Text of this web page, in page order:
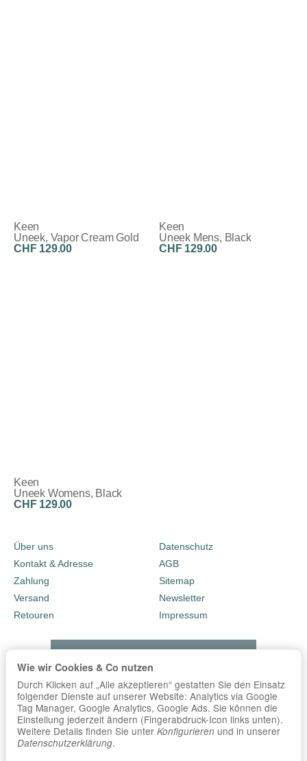
Keen
Uneek, Vapor Cream Gold
CHF 129.00
Keen
Uneek Mens, Black
CHF 129.00
Keen
Uneek Womens, Black
CHF 129.00
Über uns
Kontakt & Adresse
Zahlung
Versand
Retouren
Datenschutz
AGB
Sitemap
Newsletter
Impressum
Wie wir Cookies & Co nutzen
Durch Klicken auf „Alle akzeptieren“ gestatten Sie den Einsatz
folgender Dienste auf unserer Website: Analytics via Google
Tag Manager, Google Analytics, Google Ads. Sie können die
Einstellung jederzeit ändern (Fingerabdruck-Icon links unten).
Weitere Details finden Sie unter Konfigurieren und in unserer
Datenschutzerklärung.